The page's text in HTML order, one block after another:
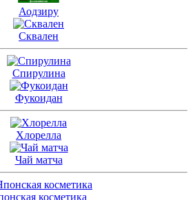
Аодзиру
Сквален
Спирулина
Фукоидан
Хлорелла
Чай матча
косметика